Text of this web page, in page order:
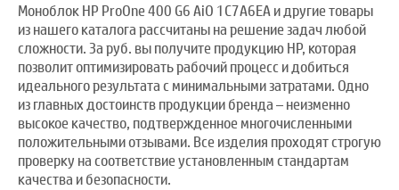
Моноблок HP ProOne 400 G6 AiO 1C7A6EA и другие товары
из нашего каталога рассчитаны на решение задач любой
сложности. За руб. вы получите продукцию HP, которая
позволит оптимизировать рабочий процесс и добиться
идеального результата с минимальными затратами. Одно
из главных достоинств продукции бренда – неизменно
высокое качество, подтвержденное многочисленными
положительными отзывами. Все изделия проходят строгую
проверку на соответствие установленным стандартам
качества и безопасности.